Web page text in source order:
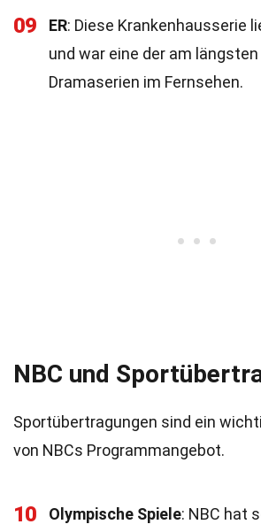
09 ER: Diese Krankenhausserie
und war eine der am
Dramaserien im Fernsehen.
NBC und
Sportübertragungen sind ein
von NBCs Programmangebot.
10 Olympische Spiele: NBC hat